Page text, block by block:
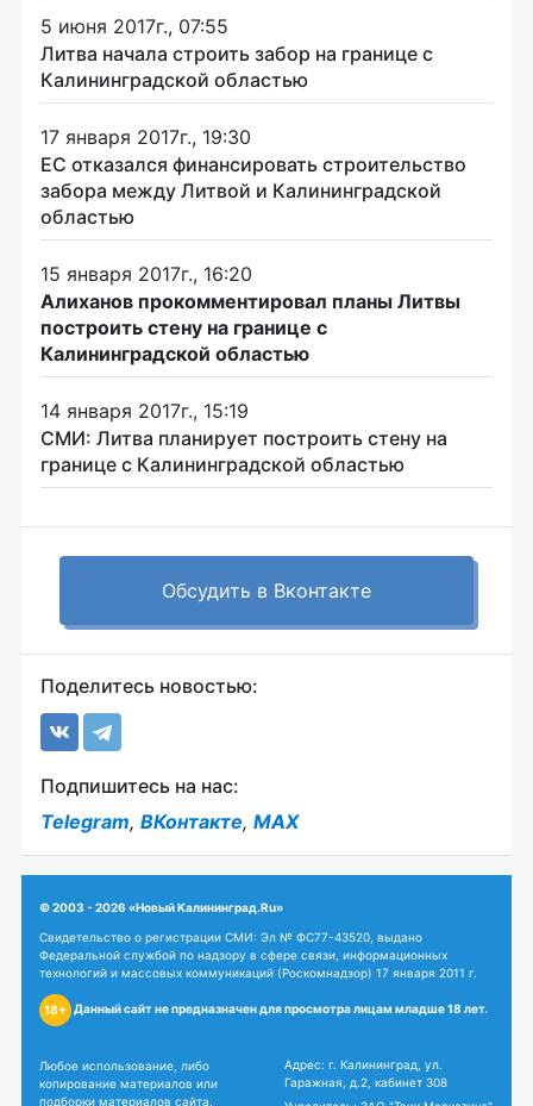
5 июня 2017г., 07:55
Литва начала строить забор на границе с
Калининградской областью
17 января 2017г., 19:30
ЕС отказался финансировать строительство
забора между Литвой и Калининградской
областью
15 января 2017г., 16:20
Алиханов прокомментировал планы Литвы
построить стену на границе с
Калининградской областью
14 января 2017г., 15:19
СМИ: Литва планирует построить стену на
границе с Калининградской областью
Обсудить в Вконтакте
Поделитесь новостью:
Подпишитесь на нас:
Telegram, ВКонтакте, MAX
© 2003 - 2026 «Новый Калининград.Ru»
Свидетельство о регистрации СМИ: Эл № ФС77-43520, выдано
Федеральной службой по надзору в сфере связи, информационных
технологий и массовых коммуникаций (Роскомнадзор) 17 января 2011 г.
18+ Данный сайт не предназначен для просмотра лицам младше 18 лет.
Любое использование, либо
копирование материалов или
подборки материалов сайта,
Адрес: г. Калининград, ул.
Гаражная, д.2, кабинет 308